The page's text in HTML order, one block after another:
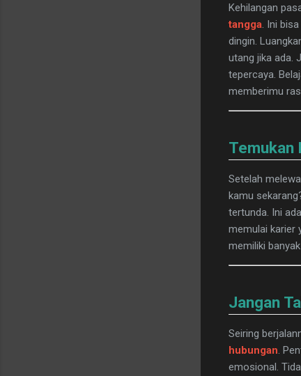
Kehilangan
tangga . Ini
dingin.
utang jika ada.
tepercaya.
memberimu
Temukan
Setelah
kamu
tertunda. Ini
memulai karier
memiliki
Jangan
Seiring
hubungan .
emosional.